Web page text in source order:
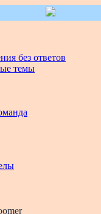
без ответов
темы